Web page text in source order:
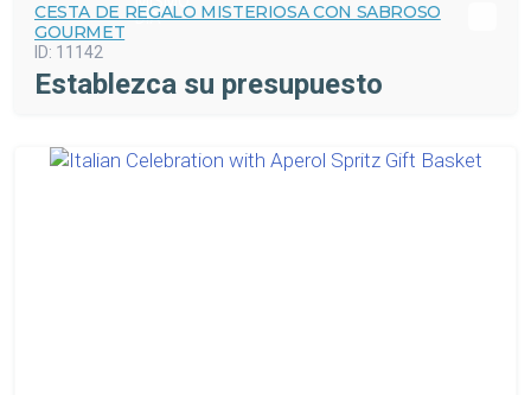
CESTA DE REGALO MISTERIOSA CON SABROSO
GOURMET
ID: 11142
Establezca su presupuesto